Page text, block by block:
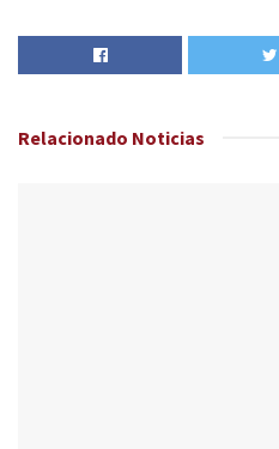
Relacionado Noticias